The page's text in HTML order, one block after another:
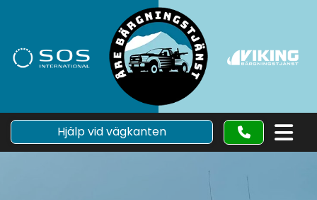
Hjälp vid vägkanten